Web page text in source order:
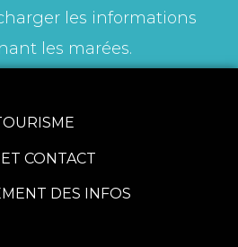
les informations
les marées.
CONTACT
DES INFOS